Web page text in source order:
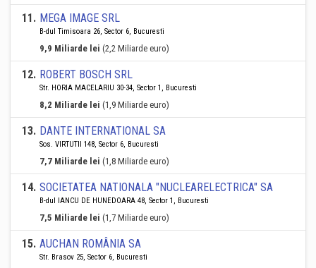
11. MEGA IMAGE SRL
B-dul Timisoara 26, Sector 6, Bucuresti
9,9 Miliarde lei (2,2 Miliarde euro)
12. ROBERT BOSCH SRL
Str. HORIA MACELARIU 30-34, Sector 1, Bucuresti
8,2 Miliarde lei (1,9 Miliarde euro)
13. DANTE INTERNATIONAL SA
Sos. VIRTUTII 148, Sector 6, Bucuresti
7,7 Miliarde lei (1,8 Miliarde euro)
14. SOCIETATEA NATIONALA "NUCLEARELECTRICA" SA
B-dul IANCU DE HUNEDOARA 48, Sector 1, Bucuresti
7,5 Miliarde lei (1,7 Miliarde euro)
15. AUCHAN ROMÂNIA SA
Str. Brasov 25, Sector 6, Bucuresti